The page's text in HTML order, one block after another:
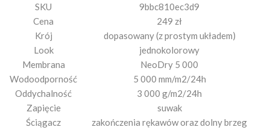
SKU
9bbc810ec3d9
Cena
249 zł
Krój
dopasowany (z prostym układem)
Look
jednokolorowy
Membrana
NeoDry 5 000
Wodoodporność
5 000 mm/m2/24h
Oddychalność
3 000 g/m2/24h
Zapięcie
suwak
Ściągacz
zakończenia rękawów oraz dolny brzeg